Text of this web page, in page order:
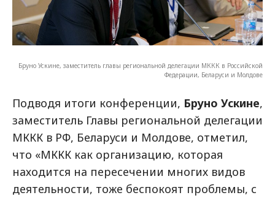
Бруно Ускине, заместитель главы региональной делегации МККК в Российской
Федерации, Беларуси и Молдове
Подводя итоги конференции, Бруно Ускине,
заместитель Главы региональной делегации
МККК в РФ, Беларуси и Молдове, отметил,
что «МККК как организацию, которая
находится на пересечении многих видов
деятельности, тоже беспокоят проблемы, с